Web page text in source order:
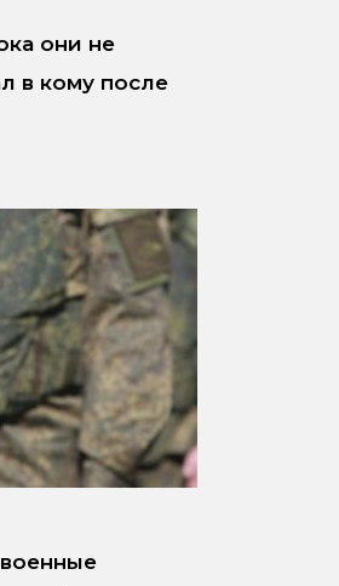
они не
в кому после